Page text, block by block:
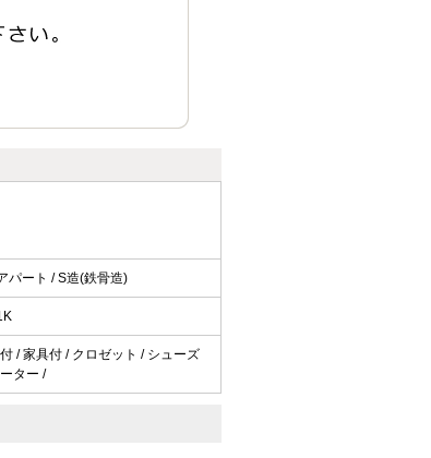
パート / S造(鉄骨造)
/ 家具付 / クロゼット / シューズ
ター /